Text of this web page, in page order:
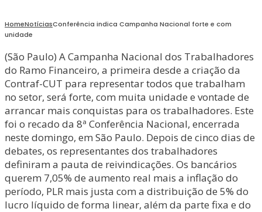
HomeNotíciasConferência indica Campanha Nacional forte e com
unidade
(São Paulo) A Campanha Nacional dos Trabalhadores
do Ramo Financeiro, a primeira desde a criação da
Contraf-CUT para representar todos que trabalham
no setor, será forte, com muita unidade e vontade de
arrancar mais conquistas para os trabalhadores. Este
foi o recado da 8ª Conferência Nacional, encerrada
neste domingo, em São Paulo. Depois de cinco dias de
debates, os representantes dos trabalhadores
definiram a pauta de reivindicações. Os bancários
querem 7,05% de aumento real mais a inflação do
período, PLR mais justa com a distribuição de 5% do
lucro líquido de forma linear, além da parte fixa e do